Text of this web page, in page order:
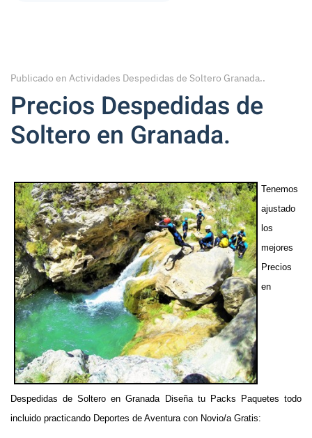
Publicado en Actividades Despedidas de Soltero Granada..
Precios Despedidas de
Soltero en Granada.
Tenemos
ajustado
los
mejores
Precios
en
Despedidas de Soltero en Granada Diseña tu Packs Paquetes todo
incluido practicando Deportes de Aventura con Novio/a Gratis: